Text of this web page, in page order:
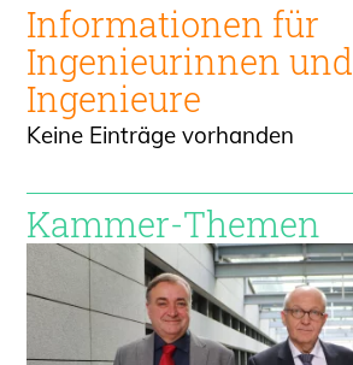
Informationen für
Ingenieurinnen und
Ingenieure
Keine Einträge vorhanden
Kammer-Themen